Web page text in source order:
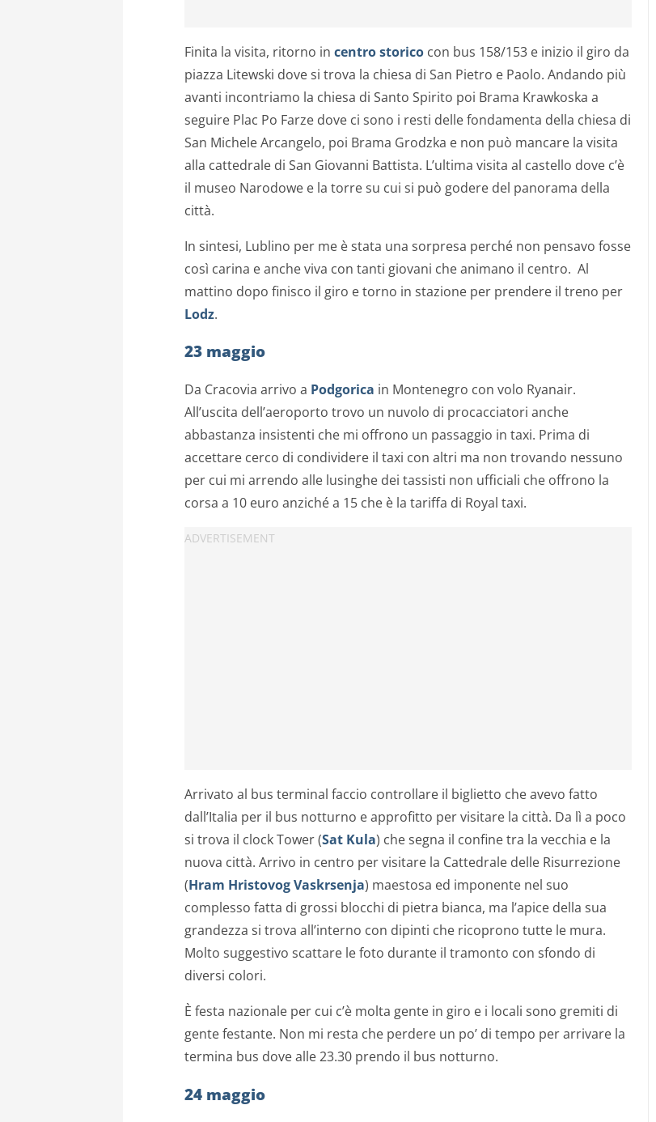
Finita la visita, ritorno in centro storico con bus 158/153 e inizio il giro da
piazza Litewski dove si trova la chiesa di San Pietro e Paolo. Andando più
avanti incontriamo la chiesa di Santo Spirito poi Brama Krawkoska a
seguire Plac Po Farze dove ci sono i resti delle fondamenta della chiesa di
San Michele Arcangelo, poi Brama Grodzka e non può mancare la visita
alla cattedrale di San Giovanni Battista. L’ultima visita al castello dove c’è
il museo Narodowe e la torre su cui si può godere del panorama della
città.
In sintesi, Lublino per me è stata una sorpresa perché non pensavo fosse
così carina e anche viva con tanti giovani che animano il centro. Al
mattino dopo finisco il giro e torno in stazione per prendere il treno per
Lodz.
23 maggio
Da Cracovia arrivo a Podgorica in Montenegro con volo Ryanair.
All’uscita dell’aeroporto trovo un nuvolo di procacciatori anche
abbastanza insistenti che mi offrono un passaggio in taxi. Prima di
accettare cerco di condividere il taxi con altri ma non trovando nessuno
per cui mi arrendo alle lusinghe dei tassisti non ufficiali che offrono la
corsa a 10 euro anziché a 15 che è la tariffa di Royal taxi.
Arrivato al bus terminal faccio controllare il biglietto che avevo fatto
dall’Italia per il bus notturno e approfitto per visitare la città. Da lì a poco
si trova il clock Tower (Sat Kula) che segna il confine tra la vecchia e la
nuova città. Arrivo in centro per visitare la Cattedrale delle Risurrezione
(Hram Hristovog Vaskrsenja) maestosa ed imponente nel suo
complesso fatta di grossi blocchi di pietra bianca, ma l’apice della sua
grandezza si trova all’interno con dipinti che ricoprono tutte le mura.
Molto suggestivo scattare le foto durante il tramonto con sfondo di
diversi colori.
È festa nazionale per cui c’è molta gente in giro e i locali sono gremiti di
gente festante. Non mi resta che perdere un po’ di tempo per arrivare la
termina bus dove alle 23.30 prendo il bus notturno.
24 maggio